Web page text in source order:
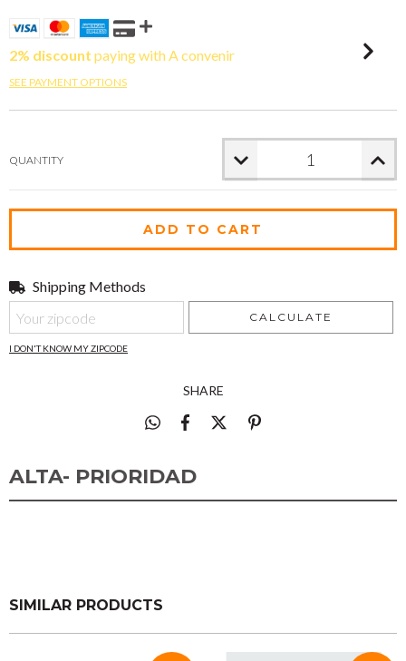
2% discount paying with A convenir
SEE PAYMENT OPTIONS
QUANTITY
Shipping for zipcode:
Shipping Methods
CALCULATE
I DON'T KNOW MY ZIPCODE
SHARE
ALTA- PRIORIDAD
SIMILAR PRODUCTS